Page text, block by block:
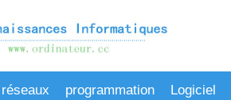
réseaux programmation
Logiciel